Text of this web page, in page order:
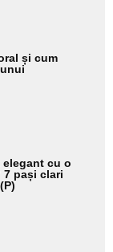
și cum
elegant cu o
7 pași clari